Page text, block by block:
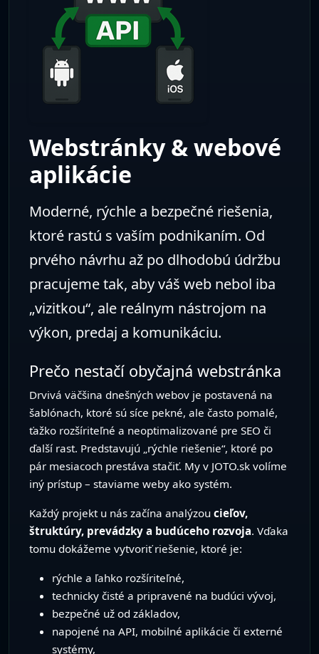
AI asistenti &
automatizácia
Navrhujeme a implementujeme AI
asistentov, ktorí odpovedajú na otázky,
uľahčujú komunikáciu so zákazníkmi a
automatizujú opakujúce sa úlohy. Od
prvého nápadu až po reálne nasadenie
do praxe nastavíme riešenie tak, aby
šetrilo čas, minimalizovalo rutinu a
prinášalo reálnu pridanú hodnotu.
AI ako kolega, nie ako hračka
Väčšina AI nástrojov ostane na úrovni experimentu
– skúsite, otestujete a tým to končí. My sa
pozeráme na AI inak: ako nareálneho
do vašich procesov. Nechceme ďalší „chatbot pre
chatbot“, ale asistenta, ktorý má konkrétne úlohy a
výsledky.
Každý AI projekt začínameanalýzou procesov, dát
a cieľov. Spoločne si zodpovieme otázky: